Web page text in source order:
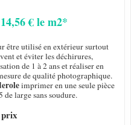
€ le m2*
être utilisé en extérieur surtout
et éviter les déchirures,
de 1 à 2 ans et réaliser en
de qualité photographique.
imprimer en une seule pièce
de large sans soudure.